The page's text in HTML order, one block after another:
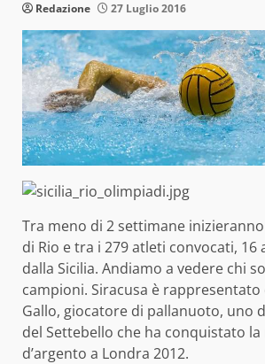
Redazione 27 Luglio 2016
Tra meno di 2 settimane
di Rio e tra i 279 atleti convocati,
dalla Sicilia. Andiamo a vedere chi
campioni. Siracusa è rappresentato
Gallo, giocatore di pallanuoto, uno
del Settebello che ha conquistato la
d’argento a Londra 2012.